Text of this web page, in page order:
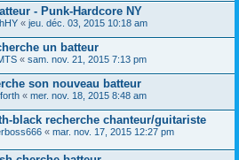
- Punk-Hardcore NY
« jeu. déc. 03, 2015 10:18 am
un batteur
« sam. nov. 21, 2015 7:13 pm
son nouveau batteur
« mer. nov. 18, 2015 8:48 am
black recherche chanteur/guitariste
« mar. nov. 17, 2015 12:27 pm